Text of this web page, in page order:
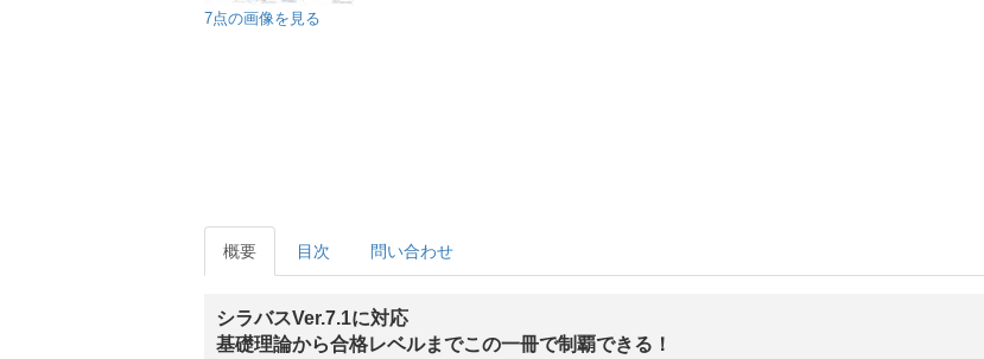
7点の画像を見る
概要 目次 問い合わせ
シラバスVer.7.1に対応
基礎理論から合格レベルまでこの一冊で制覇できる！